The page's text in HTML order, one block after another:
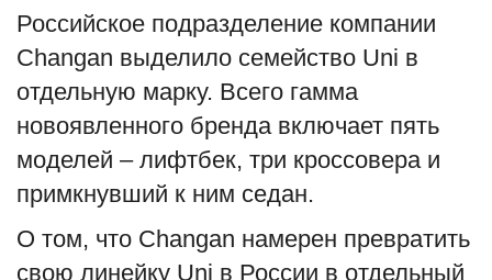
Шоу-бизнес
В мире
Россия
Язык
Российское подразделение компании
Changan выделило семейство Uni в
отдельную марку. Всего гамма
новоявленного бренда включает пять
моделей – лифтбек, три кроссовера и
примкнувший к ним седан.
О том, что Changan намерен превратить
свою линейку Uni в России в отдельный